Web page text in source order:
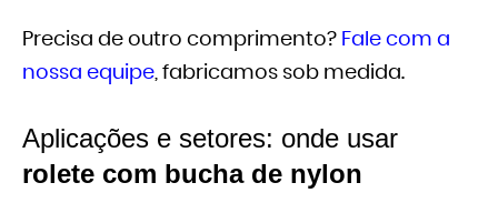
Precisa de outro comprimento? Fale com a
nossa equipe, fabricamos sob medida.
Aplicações e setores: onde usar
rolete com bucha de nylon